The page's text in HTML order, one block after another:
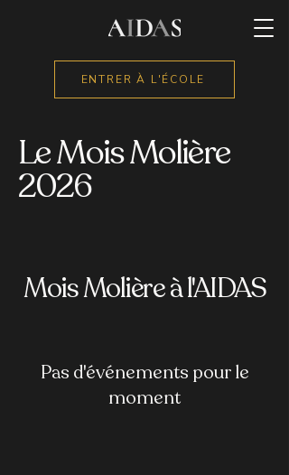
ENTRER À L'ÉCOLE
Le Mois Molière
2026
Mois Molière à l'AIDAS
Pas d'événements pour le
moment